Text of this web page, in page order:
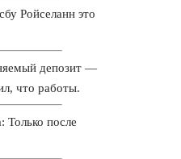
Ройселанн это
депозит —
что работы.
Только после